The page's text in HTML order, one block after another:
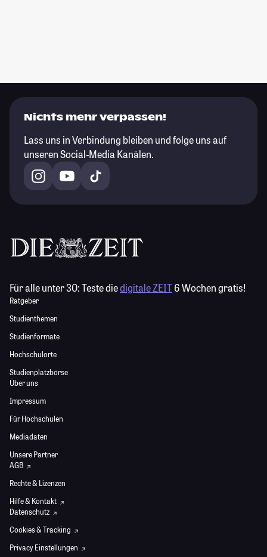
Nichts mehr verpassen!
Lass uns in Verbindung bleiben und folge uns auf
unseren Social-Media Kanälen.
Für alle unter 30:Teste diedigitale ZEIT6 Wochen gratis!
Ratgeber
Studienthemen
Studienformate
Hochschulorte
Studienplatzbörse
Über uns
Impressum
Für Hochschulen
Mediadaten
Unsere Partner
AGB
Rechte & Lizenzen
Hilfe & Kontakt
Datenschutz
Cookies & Tracking
Privacy Einstellungen